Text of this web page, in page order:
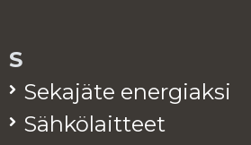
S
Se­ka­jä­te ener­giak­si
Säh­kö­lait­teet